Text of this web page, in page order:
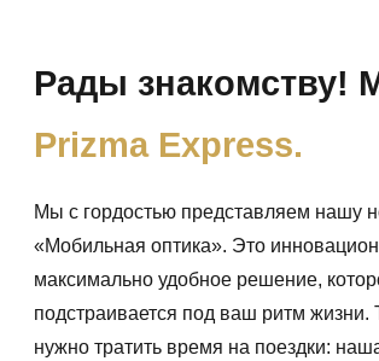
Рады знакомству!
Prizma Express.
Мы с гордостью представляем нашу
«Мобильная оптика». Это
максимально удобное решение,
подстраивается под ваш ритм жизни.
нужно тратить время на поездки: